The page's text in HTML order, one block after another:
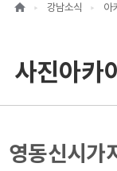
강남소식 아
사진아카
영동신시가